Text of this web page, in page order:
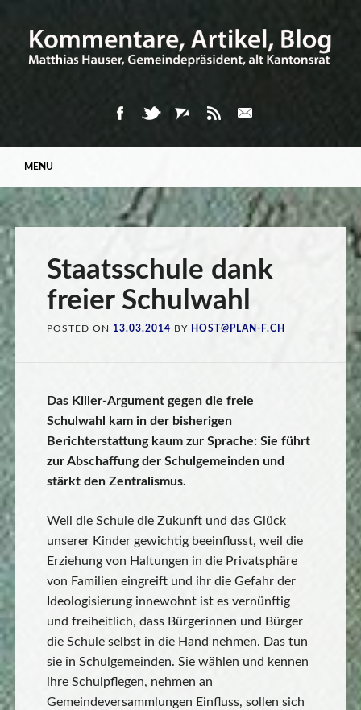
Main menu
content
MENU
Staatsschule dank
freier Schulwahl
POSTED ON 13.03.2014 BY HOST@PLAN-F.CH
Das Killer-Argument gegen die freie
Schulwahl kam in der bisherigen
Berichterstattung kaum zur Sprache: Sie führt
zur Abschaffung der Schulgemeinden und
stärkt den Zentralismus.
Weil die Schule die Zukunft und das Glück
unserer Kinder gewichtig beeinflusst, weil die
Erziehung von Haltungen in die Privatsphäre
von Familien eingreift und ihr die Gefahr der
Ideologisierung innewohnt ist es vernünftig
und freiheitlich, dass Bürgerinnen und Bürger
die Schule selbst in die Hand nehmen. Das tun
sie in Schulgemeinden. Sie wählen und kennen
ihre Schulpflegen, nehmen an
Gemeindeversammlungen Einfluss, sollen sich